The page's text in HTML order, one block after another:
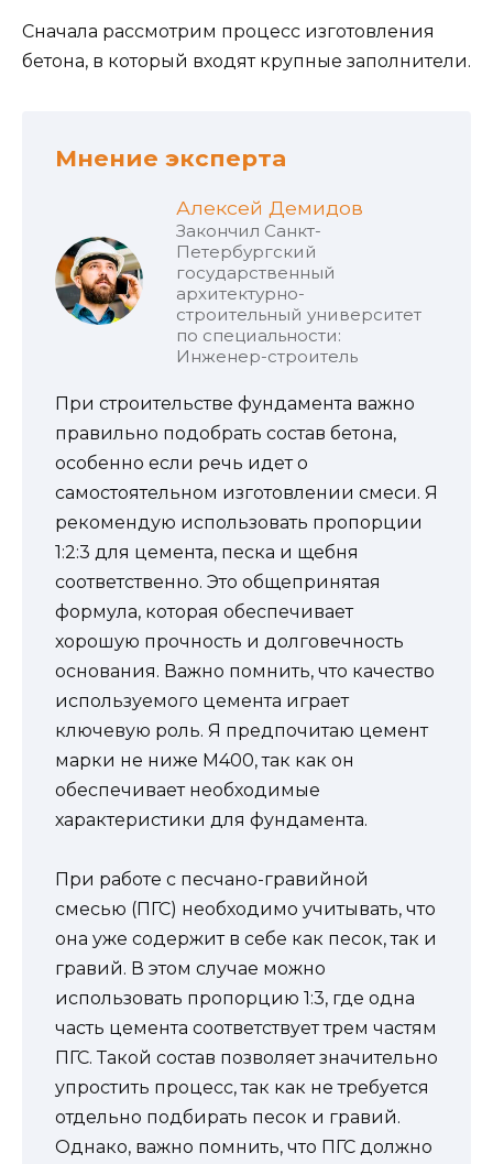
Сначала рассмотрим процесс изготовления
бетона, в который входят крупные заполнители.
Мнение эксперта
Алексей Демидов
Закончил Санкт-
Петербургский
государственный
архитектурно-
строительный университет
по специальности:
Инженер-строитель
При строительстве фундамента важно
правильно подобрать состав бетона,
особенно если речь идет о
самостоятельном изготовлении смеси. Я
рекомендую использовать пропорции
1:2:3 для цемента, песка и щебня
соответственно. Это общепринятая
формула, которая обеспечивает
хорошую прочность и долговечность
основания. Важно помнить, что качество
используемого цемента играет
ключевую роль. Я предпочитаю цемент
марки не ниже М400, так как он
обеспечивает необходимые
характеристики для фундамента.
При работе с песчано-гравийной
смесью (ПГС) необходимо учитывать, что
она уже содержит в себе как песок, так и
гравий. В этом случае можно
использовать пропорцию 1:3, где одна
часть цемента соответствует трем частям
ПГС. Такой состав позволяет значительно
упростить процесс, так как не требуется
отдельно подбирать песок и гравий.
Однако, важно помнить, что ПГС должно